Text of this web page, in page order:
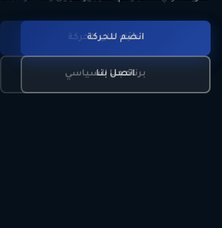
تعرّف على الحركة
برنامجنا السياسي
انضم للحركة
اتصل بنا